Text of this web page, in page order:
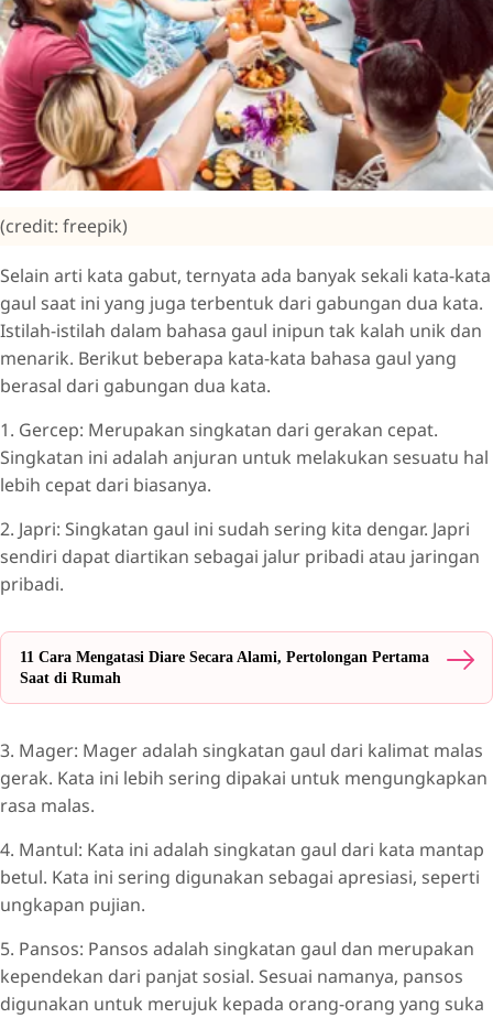
(credit: freepik)
Selain arti kata gabut, ternyata ada banyak sekali kata-kata
gaul saat ini yang juga terbentuk dari gabungan dua kata.
Istilah-istilah dalam bahasa gaul inipun tak kalah unik dan
menarik. Berikut beberapa kata-kata bahasa gaul yang
berasal dari gabungan dua kata.
1. Gercep: Merupakan singkatan dari gerakan cepat.
Singkatan ini adalah anjuran untuk melakukan sesuatu hal
lebih cepat dari biasanya.
2. Japri: Singkatan gaul ini sudah sering kita dengar. Japri
sendiri dapat diartikan sebagai jalur pribadi atau jaringan
pribadi.
11 Cara Mengatasi Diare Secara Alami, Pertolongan Pertama
Saat di Rumah
3. Mager: Mager adalah singkatan gaul dari kalimat malas
gerak. Kata ini lebih sering dipakai untuk mengungkapkan
rasa malas.
4. Mantul: Kata ini adalah singkatan gaul dari kata mantap
betul. Kata ini sering digunakan sebagai apresiasi, seperti
ungkapan pujian.
5. Pansos: Pansos adalah singkatan gaul dan merupakan
kependekan dari panjat sosial. Sesuai namanya, pansos
digunakan untuk merujuk kepada orang-orang yang suka